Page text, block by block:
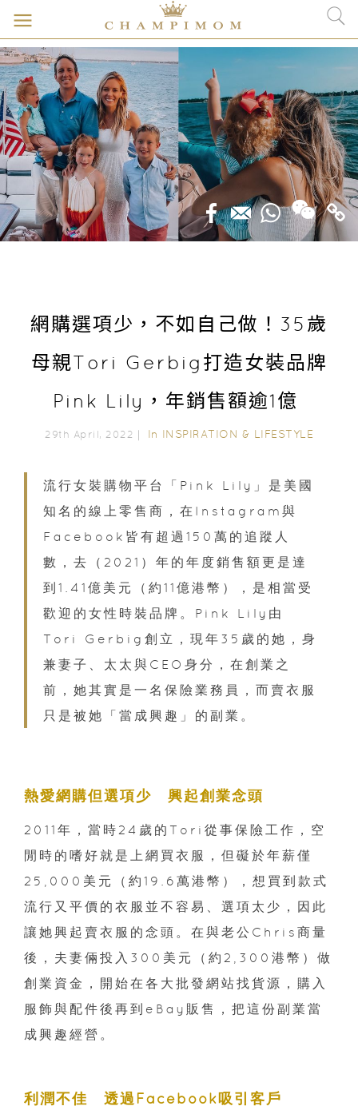
網購選項少，不如自己做！35歲
母親Tori Gerbig打造女裝品牌
Pink Lily，年銷售額逾1億
29th April, 2022｜ In INSPIRATION & LIFESTYLE
流行女裝購物平台「Pink Lily」是美國
知名的線上零售商，在Instagram與
Facebook皆有超過150萬的追蹤人
數，去（2021）年的年度銷售額更是達
到1.41億美元（約11億港幣），是相當受
歡迎的女性時裝品牌。Pink Lily由
Tori Gerbig創立，現年35歲的她，身
兼妻子、太太與CEO身分，在創業之
前，她其實是一名保險業務員，而賣衣服
只是被她「當成興趣」的副業。
熱愛網購但選項少 興起創業念頭
2011年，當時24歲的Tori從事保險工作，空
閒時的嗜好就是上網買衣服，但礙於年薪僅
25,000美元（約19.6萬港幣），想買到款式
流行又平價的衣服並不容易、選項太少，因此
讓她興起賣衣服的念頭。在與老公Chris商量
後，夫妻倆投入300美元（約2,300港幣）做
創業資金，開始在各大批發網站找貨源，購入
服飾與配件後再到eBay販售，把這份副業當
成興趣經營。
利潤不佳 透過Facebook吸引客戶